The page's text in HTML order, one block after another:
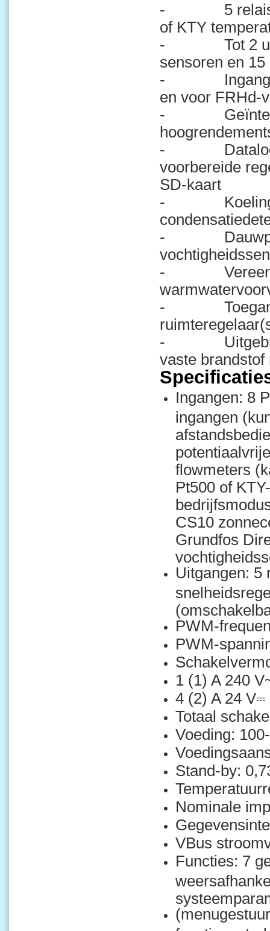
- 5
of KTY
- Tot 2
sensoren en
- Ingangen
en voor FRHd-
-
-
voorbereide
SD-kaart
- Koeling
-
-
- Toegang
- Uitgebreide
vaste
Ingangen: 8
ingangen
flowmeters
Pt500 of
CS10
Grundfos
Uitgangen: 5
PWM-
PWM-
1 (1) A 240
4 (2) A 24
Totaal
Voeding:
Stand-by:
Nominale
VBus
Functies: 7